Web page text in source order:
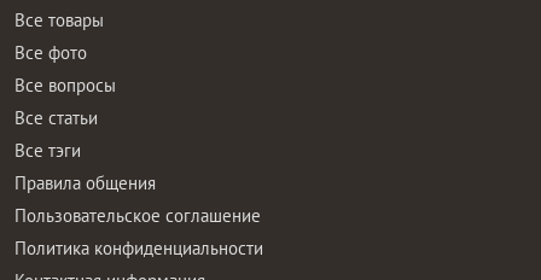
Все товары
Все фото
Все вопросы
Все статьи
Все тэги
Правила общения
Пользовательское соглашение
Политика конфиденциальности